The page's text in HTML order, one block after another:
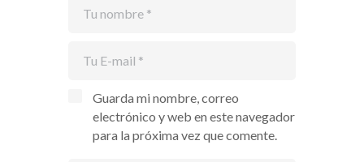
Guarda mi nombre, correo
electrónico y web en este navegador
para la próxima vez que comente.